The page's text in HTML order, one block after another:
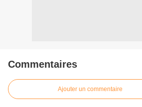
Commentaires
Ajouter un commentaire